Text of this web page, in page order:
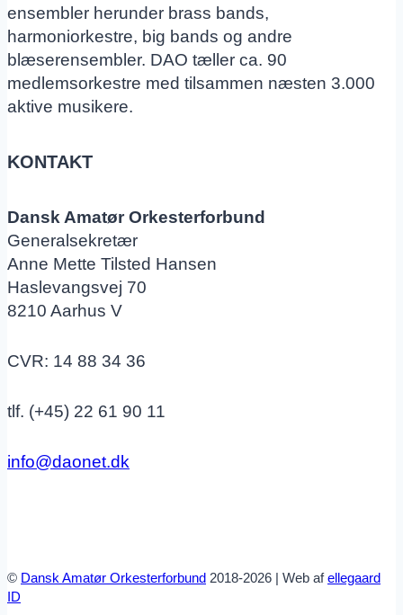
ensembler herunder brass bands,
harmoniorkestre, big bands og andre
blæserensembler. DAO tæller ca. 90
medlemsorkestre med tilsammen næsten 3.000
aktive musikere.
KONTAKT
Dansk Amatør Orkesterforbund
Generalsekretær
Anne Mette Tilsted Hansen
Haslevangsvej 70
8210 Aarhus V
CVR: 14 88 34 36
tlf. (+45) 22 61 90 11
info@daonet.dk
© Dansk Amatør Orkesterforbund 2018-2026 | Web afellegaard
ID